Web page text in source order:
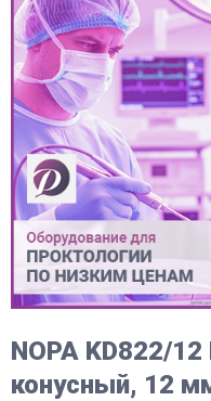
NOPA KD822/
конусный, 12